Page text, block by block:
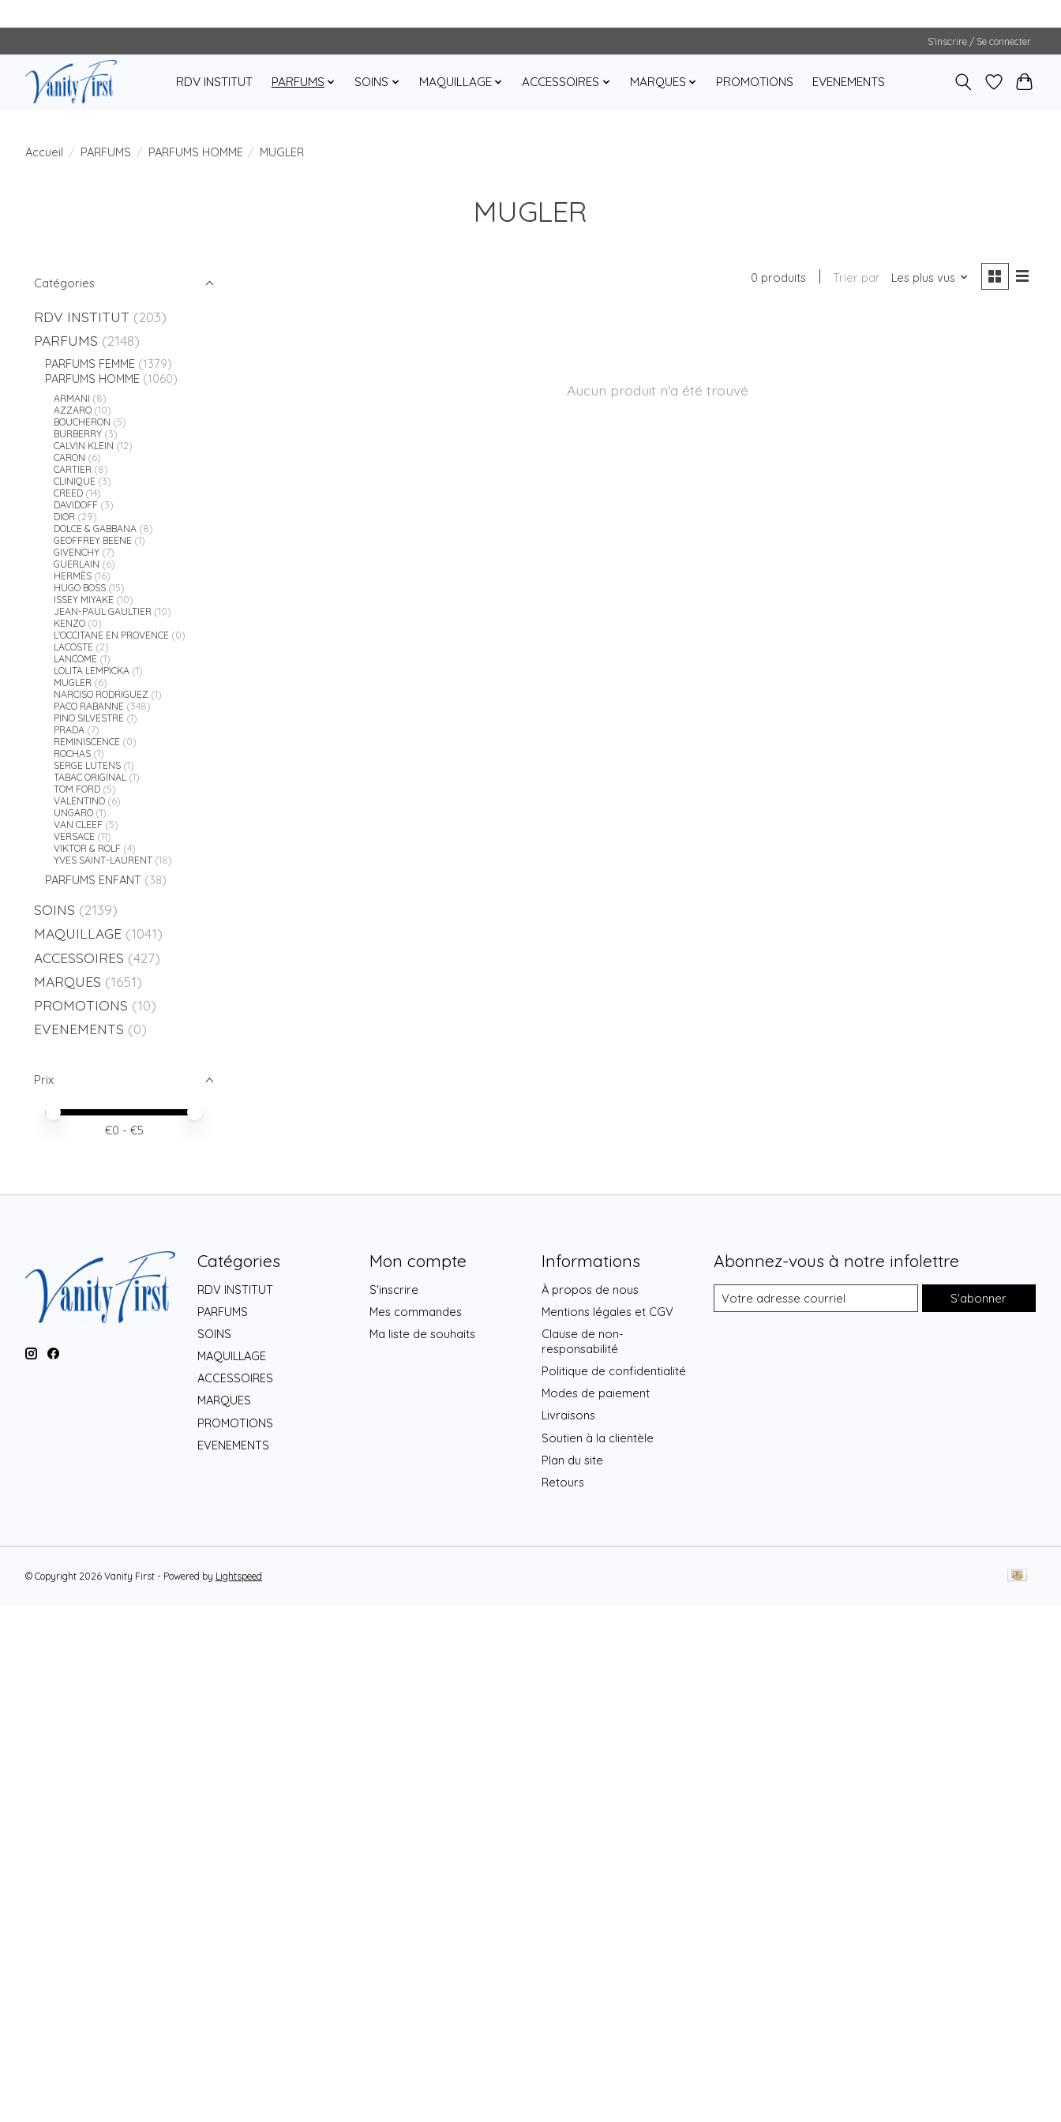
S’inscrire / Se connecter
RDV INSTITUT PARFUMS SOINS MAQUILLAGE ACCESSOIRES MARQUES PROMOTIONS EVENEMENTS
Accueil / PARFUMS / PARFUMS HOMME / MUGLER
MUGLER
Catégories
RDV INSTITUT (203)
PARFUMS (2148)
PARFUMS FEMME (1379)
PARFUMS HOMME (1060)
ARMANI (8)
AZZARO (10)
BOUCHERON (5)
BURBERRY (3)
CALVIN KLEIN (12)
CARON (6)
CARTIER (8)
CLINIQUE (3)
CREED (14)
DAVIDOFF (3)
DIOR (29)
DOLCE & GABBANA (8)
GEOFFREY BEENE (1)
GIVENCHY (7)
GUERLAIN (6)
HERMÈS (16)
HUGO BOSS (15)
ISSEY MIYAKE (10)
JEAN-PAUL GAULTIER (10)
KENZO (0)
L'OCCITANE EN PROVENCE (0)
LACOSTE (2)
LANCOME (1)
LOLITA LEMPICKA (1)
MUGLER (6)
NARCISO RODRIGUEZ (1)
PACO RABANNE (348)
PINO SILVESTRE (1)
PRADA (7)
REMINISCENCE (0)
ROCHAS (1)
SERGE LUTENS (1)
TABAC ORIGINAL (1)
TOM FORD (5)
VALENTINO (6)
UNGARO (1)
VAN CLEEF (5)
VERSACE (11)
VIKTOR & ROLF (4)
YVES SAINT-LAURENT (18)
PARFUMS ENFANT (38)
SOINS (2139)
MAQUILLAGE (1041)
ACCESSOIRES (427)
MARQUES (1651)
PROMOTIONS (10)
EVENEMENTS (0)
Prix
Prix minimum
Price maximum value
€0 - €5
0 produits Trier par Les plus vus
Aucun produit n'a été trouvé
Catégories
RDV INSTITUT
PARFUMS
SOINS
MAQUILLAGE
ACCESSOIRES
MARQUES
PROMOTIONS
EVENEMENTS
Mon compte
S'inscrire
Mes commandes
Ma liste de souhaits
Informations
À propos de nous
Mentions légales et CGV
Clause de non-
responsabilité
Politique de confidentialité
Modes de paiement
Livraisons
Soutien à la clientèle
Plan du site
Retours
Abonnez-vous à notre infolettre
S'abonner
© Copyright 2026 Vanity First - Powered by Lightspeed